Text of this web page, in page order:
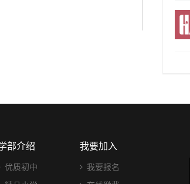
部介绍
优质初中
我要加入
我要报名